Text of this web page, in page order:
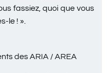
fassiez, quoi que vous
le ! ».
des ARIA / AREA